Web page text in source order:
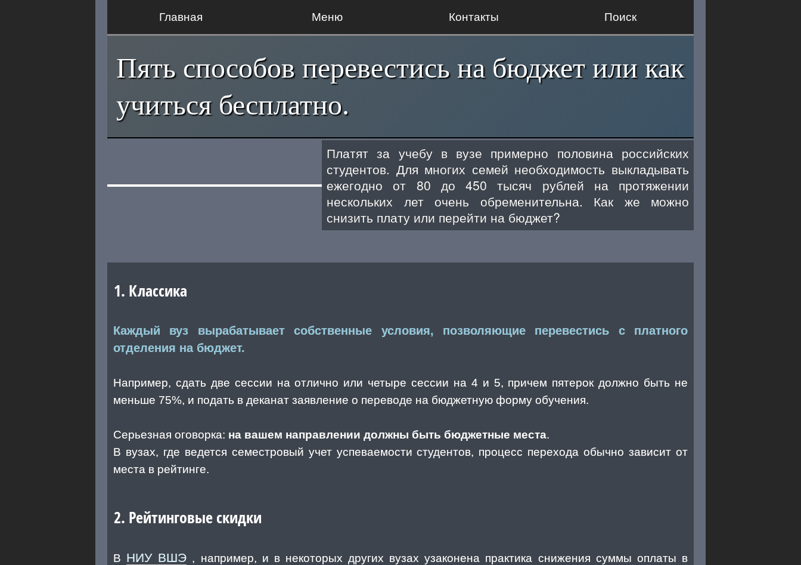
Главная Меню Контакты Поиск
Пять способов перевестись на бюджет или как
учиться бесплатно.
Платят за учебу в вузе примерно половина российских
студентов. Для многих семей необходимость выкладывать
ежегодно от 80 до 450 тысяч рублей на протяжении
нескольких лет очень обременительна. Как же можно
снизить плату или перейти на бюджет?
1. Классика
Каждый вуз вырабатывает собственные условия, позволяющие перевестись с платного
отделения на бюджет.
Например, сдать две сессии на отлично или четыре сессии на 4 и 5, причем пятерок должно быть не
меньше 75%, и подать в деканат заявление о переводе на бюджетную форму обучения.
Серьезная оговорка: на вашем направлении должны быть бюджетные места.
В вузах, где ведется семестровый учет успеваемости студентов, процесс перехода обычно зависит от
места в рейтинге.
2. Рейтинговые скидки
В НИУ ВШЭ , например, и в некоторых других вузах узаконена практика снижения суммы оплаты в